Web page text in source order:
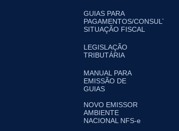
GUIAS PARA
PAGAMENTOS/CONSULTA
SITUAÇÃO FISCAL
LEGISLAÇÃO
TRIBUTÁRIA
MANUAL PARA
EMISSÃO DE
GUIAS
NOVO EMISSOR
AMBIENTE
NACIONAL NFS-e